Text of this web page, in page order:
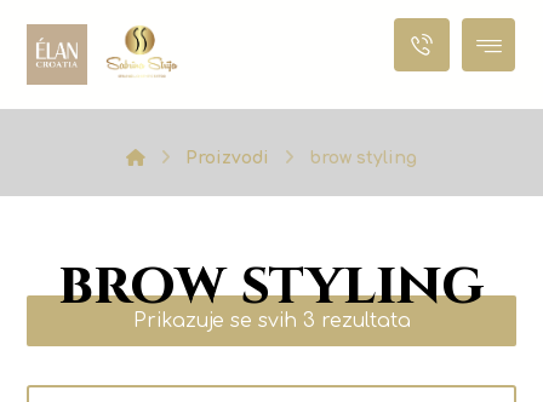
Proizvodi brow styling
brow styling
Prikazuje se svih 3 rezultata